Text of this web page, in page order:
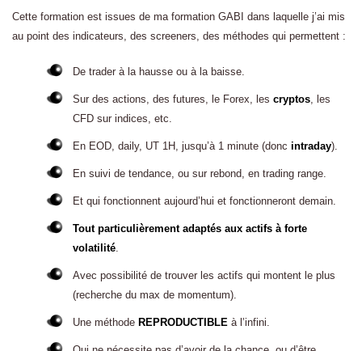
Cette formation est issues de ma formation GABI dans laquelle j’ai mis
au point des indicateurs, des screeners, des méthodes qui permettent :
De trader à la hausse ou à la baisse.
Sur des actions, des futures, le Forex, les cryptos, les
CFD sur indices, etc.
En EOD, daily, UT 1H, jusqu’à 1 minute (donc intraday).
En suivi de tendance, ou sur rebond, en trading range.
Et qui fonctionnent aujourd’hui et fonctionneront demain.
Tout particulièrement adaptés aux actifs à forte
volatilité.
Avec possibilité de trouver les actifs qui montent le plus
(recherche du max de momentum).
Une méthode REPRODUCTIBLE à l’infini.